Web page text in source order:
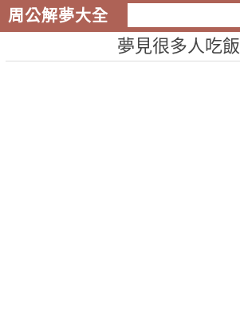
周公解夢大全
夢見很多人吃飯